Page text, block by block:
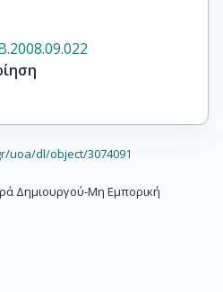
uoa/dl/object/3074091
Δημιουργού-Μη Εμπορική